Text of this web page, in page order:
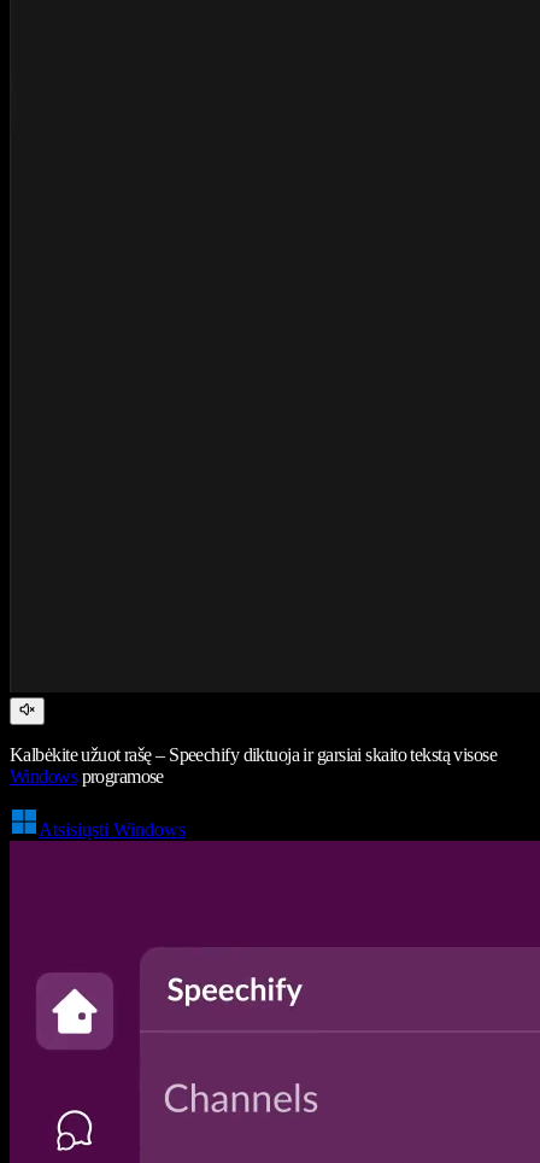
Kalbėkite užuot rašę – Speechify diktuoja ir garsiai skaito tekstą visose
Windowsprogramose
Atsisiųsti Windows